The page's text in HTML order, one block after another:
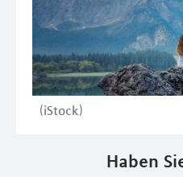
(iStock)
Haben